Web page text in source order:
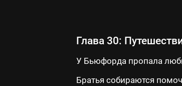
Глава 30:
У Бьюфорда пропала
Братья собираются